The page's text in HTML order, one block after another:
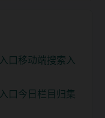
口移动端搜索入
口今日栏目归集